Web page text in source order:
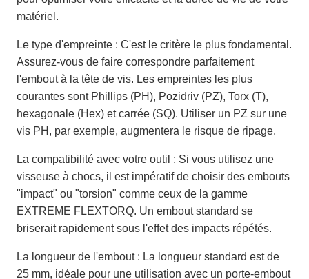
matériel.
Le type d'empreinte : C'est le critère le plus fondamental.
Assurez-vous de faire correspondre parfaitement
l'embout à la tête de vis. Les empreintes les plus
courantes sont Phillips (PH), Pozidriv (PZ), Torx (T),
hexagonale (Hex) et carrée (SQ). Utiliser un PZ sur une
vis PH, par exemple, augmentera le risque de ripage.
La compatibilité avec votre outil : Si vous utilisez une
visseuse à chocs, il est impératif de choisir des embouts
"impact" ou "torsion" comme ceux de la gamme
EXTREME FLEXTORQ. Un embout standard se
briserait rapidement sous l'effet des impacts répétés.
La longueur de l'embout : La longueur standard est de
25 mm, idéale pour une utilisation avec un porte-embout